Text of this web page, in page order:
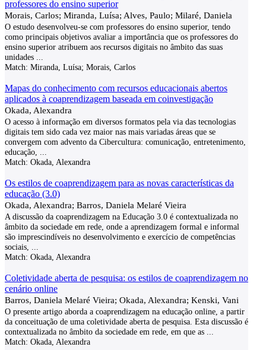
professores do ensino superior
Morais, Carlos; Miranda, Luísa; Alves, Paulo; Milaré, Daniela
O estudo desenvolveu-se com professores do ensino superior, tendo
como principais objetivos avaliar a importância que os professores do
ensino superior atribuem aos recursos digitais no âmbito das suas
unidades
Match: Miranda, Luísa; Morais, Carlos
Mapas do conhecimento com recursos educacionais abertos
aplicados à coaprendizagem baseada em coinvestigação
Okada, Alexandra
O acesso à informação em diversos formatos pela via das tecnologias
digitais tem sido cada vez maior nas mais variadas áreas que se
convergem com advento da Cibercultura: comunicação, entretenimento,
educação,
Match: Okada, Alexandra
Os estilos de coaprendizagem para as novas características da
educação (3.0)
Okada, Alexandra; Barros, Daniela Melaré Vieira
A discussão da coaprendizagem na Educação 3.0 é contextualizada no
âmbito da sociedade em rede, onde a aprendizagem formal e informal
são imprescindíveis no desenvolvimento e exercício de competências
sociais,
Match: Okada, Alexandra
Coletividade aberta de pesquisa: os estilos de coaprendizagem no
cenário online
Barros, Daniela Melaré Vieira; Okada, Alexandra; Kenski, Vani
O presente artigo aborda a coaprendizagem na educação online, a partir
da conceituação de uma coletividade aberta de pesquisa. Esta discussão é
contextualizada no âmbito da sociedade em rede, em que as
Match: Okada, Alexandra